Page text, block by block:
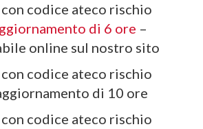
codice ateco rischio
di 6 ore –
online sul nostro sito
codice ateco rischio
di 10 ore
codice ateco rischio